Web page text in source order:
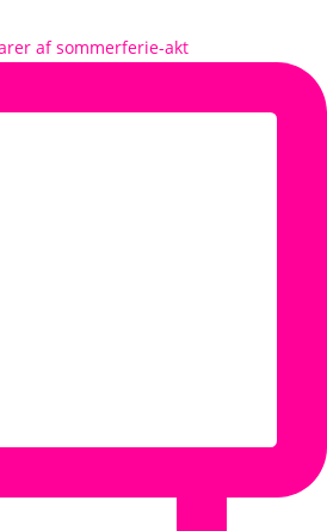
af sommerferie-akt